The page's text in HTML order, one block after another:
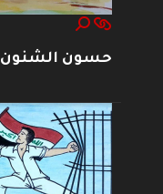
حسون الشنون